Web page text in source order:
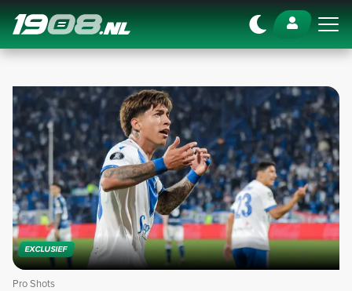
Navigation
EXCLUSIEF
Pro Shots